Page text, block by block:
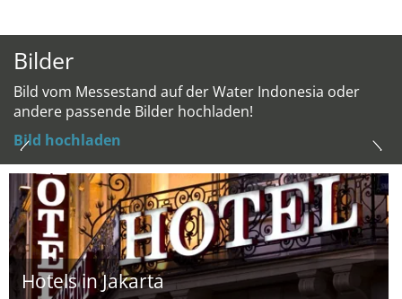
Bilder
Bild vom Messestand auf der Water Indonesia oder
andere passende Bilder hochladen!
Bild hochladen
Hotels in Jakarta